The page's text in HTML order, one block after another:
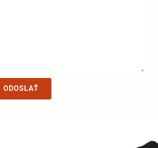
ODOSLAŤ